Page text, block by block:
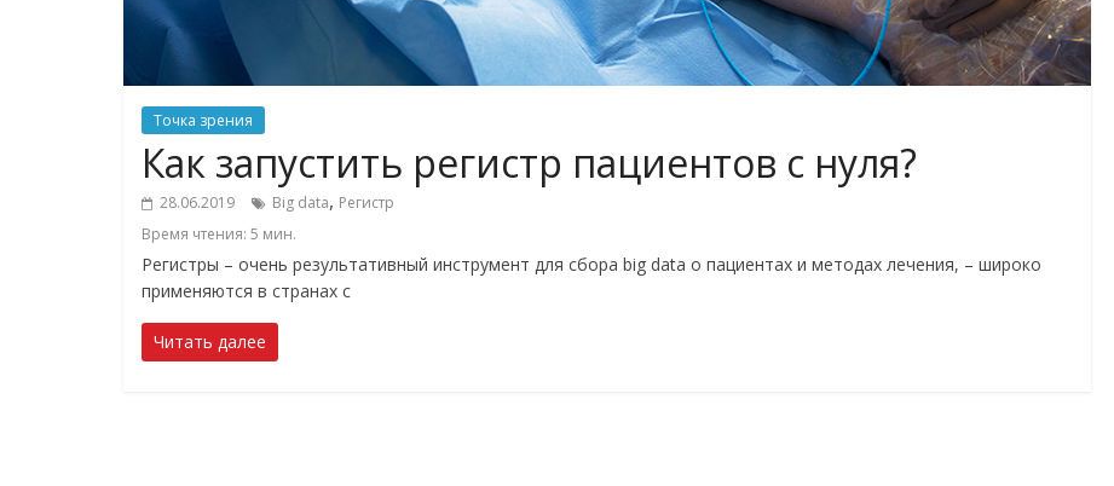
Точка зрения
Как запустить регистр пациентов с нуля?
28.06.2019 Big data, Регистр
Время чтения: 5 мин.
Регистры – очень результативный инструмент для сбора big data о пациентах и методах лечения, – широко
применяются в странах с
Читать далее